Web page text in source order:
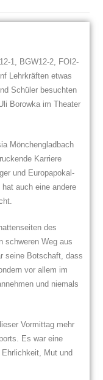
1, BGW12-2, FOI2-
Lehrkräften etwas
Schüler besuchten
Borowka im Theater
Mönchengladbach
Karriere
und Europapokal-
auch eine andere
des
schweren Weg aus
seine Botschaft, dass
vor allem im
und niemals
Vormittag mehr
Es war eine
Ehrlichkeit, Mut und